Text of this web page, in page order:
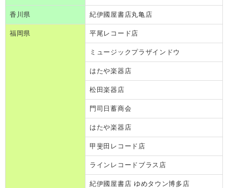
香川県 紀伊國屋書店丸亀店
福岡県 平尾レコード店
ミュージックプラザインドウ
はたや楽器店
松田楽器店
門司日蓄商会
はたや楽器店
甲斐田レコード店
ラインレコードブラス店
紀伊國屋書店 ゆめタウン博多店